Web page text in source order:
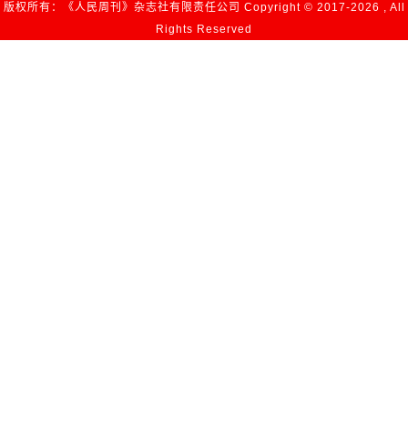
版权所有：《人民周刊》杂志社有限责任公司 Copyright © 2017-2026 , All
Rights Reserved